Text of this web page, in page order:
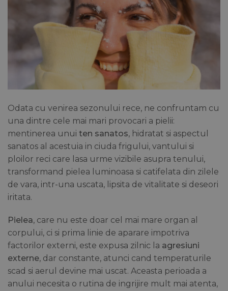
Odata cu venirea sezonului rece, ne confruntam cu
una dintre cele mai mari provocari a pielii:
mentinerea unui ten sanatos, hidratat si aspectul
sanatos al acestuia in ciuda frigului, vantului si
ploilor reci care lasa urme vizibile asupra tenului,
transformand pielea luminoasa si catifelata din zilele
de vara, intr-una uscata, lipsita de vitalitate si deseori
iritata.
Pielea, care nu este doar cel mai mare organ al
corpului, ci si prima linie de aparare impotriva
factorilor externi, este expusa zilnic la agresiuni
externe, dar constante, atunci cand temperaturile
scad si aerul devine mai uscat. Aceasta perioada a
anului necesita o rutina de ingrijire mult mai atenta,